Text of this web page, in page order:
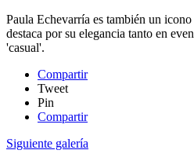
Paula Echevarría es también un
destaca por su elegancia tanto en
'casual'.
Compartir
Tweet
Pin
Compartir
Siguiente galería